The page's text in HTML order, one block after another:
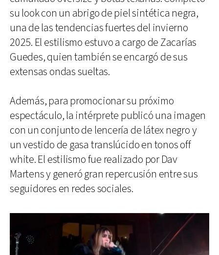
su look con un abrigo de piel sintética negra,
una de las tendencias fuertes del invierno
2025. El estilismo estuvo a cargo de Zacarías
Guedes, quien también se encargó de sus
extensas ondas sueltas.
Además, para promocionar su próximo
espectáculo, la intérprete publicó una imagen
con un conjunto de lencería de látex negro y
un vestido de gasa translúcido en tonos off
white. El estilismo fue realizado por Dav
Martens y generó gran repercusión entre sus
seguidores en redes sociales.